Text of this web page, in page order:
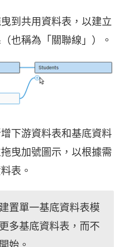
到共用資料表，以建立
也稱為「關聯線」）。
下游資料表和基底資料
曳加號圖示，以根據需
表。
置單一基底資料表模
多基底資料表，而不